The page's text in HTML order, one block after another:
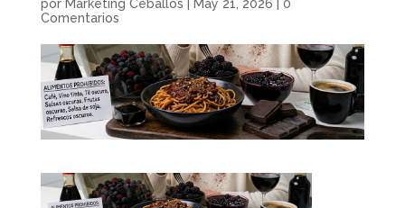
por Marketing Ceballos May 21, 2026
0
Comentarios